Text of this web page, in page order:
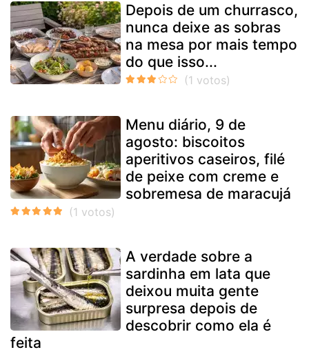
Depois de um churrasco,
nunca deixe as sobras
na mesa por mais tempo
do que isso...
Menu diário, 9 de
agosto: biscoitos
aperitivos caseiros, filé
de peixe com creme e
sobremesa de maracujá
A verdade sobre a
sardinha em lata que
deixou muita gente
surpresa depois de
descobrir como ela é
feita